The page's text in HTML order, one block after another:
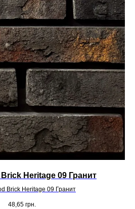
Heritage 09 Гранит
Brick Heritage 09 Гранит
48,65 грн.